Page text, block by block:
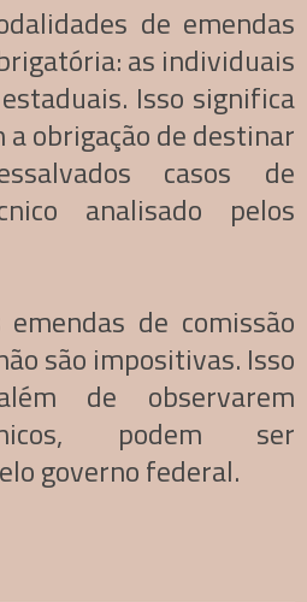
de emendas
as individuais
Isso significa
obrigação de destinar
casos de
analisado pelos
de comissão
são impositivas. Isso
de observarem
podem ser
governo federal.